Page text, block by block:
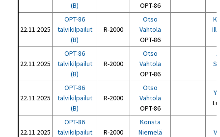
(B)
OPT-86
22.11.2025
OPT-86
talvikilpailut
(B)
R-2000
Otso
Vahtola
OPT-86
22.11.2025
OPT-86
talvikilpailut
(B)
R-2000
Otso
Vahtola
OPT-86
22.11.2025
OPT-86
talvikilpailut
(B)
R-2000
Otso
Vahtola
OPT-86
22.11.2025
OPT-86
talvikilpailut
R-2000
Konsta
Niemelä